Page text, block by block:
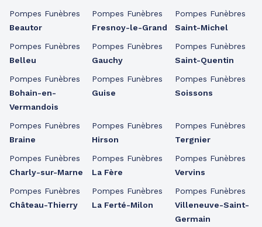
Pompes Funèbres
Beautor
Pompes Funèbres
Belleu
Pompes Funèbres
Bohain-en-
Vermandois
Pompes Funèbres
Braine
Pompes Funèbres
Charly-sur-Marne
Pompes Funèbres
Château-Thierry
Pompes Funèbres
Fresnoy-le-Grand
Pompes Funèbres
Gauchy
Pompes Funèbres
Guise
Pompes Funèbres
Hirson
Pompes Funèbres
La Fère
Pompes Funèbres
La Ferté-Milon
Pompes Funèbres
Saint-Michel
Pompes Funèbres
Saint-Quentin
Pompes Funèbres
Soissons
Pompes Funèbres
Tergnier
Pompes Funèbres
Vervins
Pompes Funèbres
Villeneuve-Saint-
Germain